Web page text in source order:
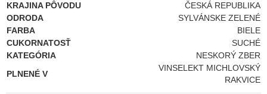
KRAJINA PÔVODU
ČESKÁ REPUBLIKA
ODRODA
SYLVÁNSKE ZELENÉ
FARBA
BIELE
CUKORNATOSŤ
SUCHÉ
KATEGÓRIA
NESKORÝ ZBER
PLNENÉ V
VINSELEKT MICHLOVSKÝ
RAKVICE